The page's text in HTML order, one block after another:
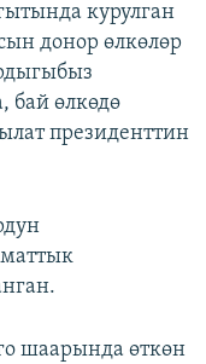
курулган
донор өлкөлөр
бай өлкөдө
президенттин
шаарында өткөн